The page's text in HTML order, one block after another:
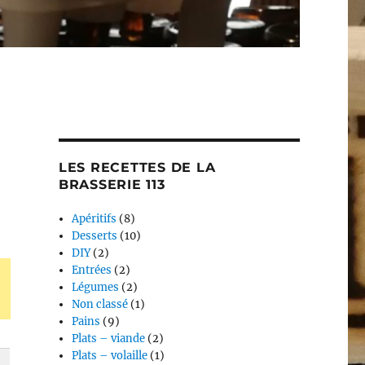
LES RECETTES DE LA
BRASSERIE 113
Apéritifs (8)
Desserts (10)
DIY(2)
Entrées (2)
Légumes (2)
Non classé (1)
Pains (9)
Plats – viande (2)
Plats – volaille (1)